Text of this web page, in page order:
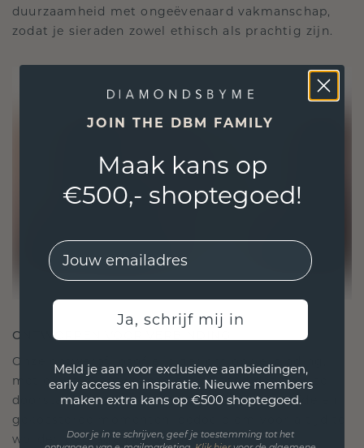
duurzaamheid met ongeëvenaard vakmanschap,
zodat je sieraden zowel ethisch als prachtig zijn.
ONTWORPEN VOOR VERBINDING
Onze ontwerpfilosofie is gericht op verbinding,
met elk stuk ontworpen om de tand des tijds te
doorstaan. Het wordt jouw symbool van liefde en
gekoesterde momenten, bedoeld om voor altijd te
worden gedragen en gekoesterd.
JOIN THE DBM FAMILY
Maak kans op
€500,- shoptegoed!
EMail
Ja, schrijf mij in
Meld je aan voor exclusieve aanbiedingen,
early access en inspiratie. Nieuwe members
maken extra kans op €500 shoptegoed.
Door je in te schrijven, geef je toestemming tot het